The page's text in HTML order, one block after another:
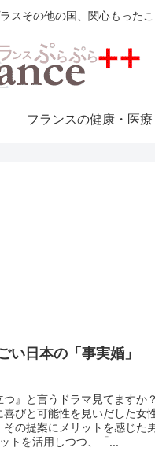
スその他の国、関心もった
フランスの健康・医療
い日本の「事実婚」
』と言うドラマ見てますか？
びと可能性を見いだした女
の提案にメリットを感じた
トを活用しつつ、「...